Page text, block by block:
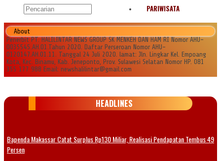
PARIWISATA
About
Penerbit PT. HALILINTAR NEWS GROUP SK MENKEH DAN HAM RI Nomor AHU-
0035545.AH.01.Tahun 2020. Daftar Perseroan Nomor AHU-
0120147.AH.01.11. Tanggal 24 Juli 2020. lamat: Jln. Lingkar Kel. Empoang
Kota, Kec. Binamu, Kab. Jeneponto, Prov. Sulawesi Selatan Nomor HP. 081
355 177 988 Email: newshalilintar@gmail.com
HEADLINES
Bapenda Makassar Catat Surplus Rp130 Miliar, Realisasi Pendapatan Tembus 49
Persen